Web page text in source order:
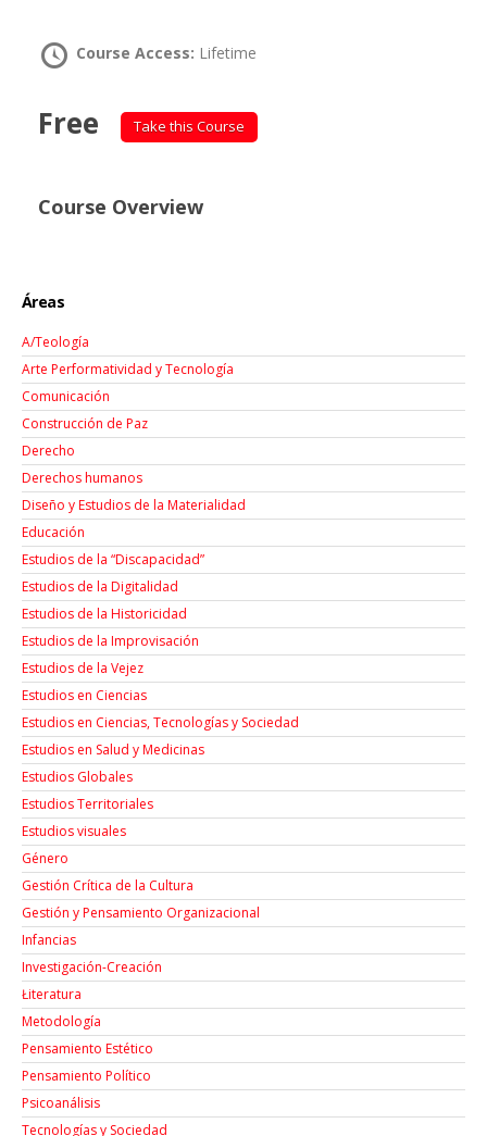
Course Access: Lifetime
Free Take this Course
Course Overview
Áreas
A/Teología
Arte Performatividad y Tecnología
Comunicación
Construcción de Paz
Derecho
Derechos humanos
Diseño y Estudios de la Materialidad
Educación
Estudios de la “Discapacidad”
Estudios de la Digitalidad
Estudios de la Historicidad
Estudios de la Improvisación
Estudios de la Vejez
Estudios en Ciencias
Estudios en Ciencias, Tecnologías y Sociedad
Estudios en Salud y Medicinas
Estudios Globales
Estudios Territoriales
Estudios visuales
Género
Gestión Crítica de la Cultura
Gestión y Pensamiento Organizacional
Infancias
Investigación-Creación
Łiteratura
Metodología
Pensamiento Estético
Pensamiento Político
Psicoanálisis
Tecnologías y Sociedad